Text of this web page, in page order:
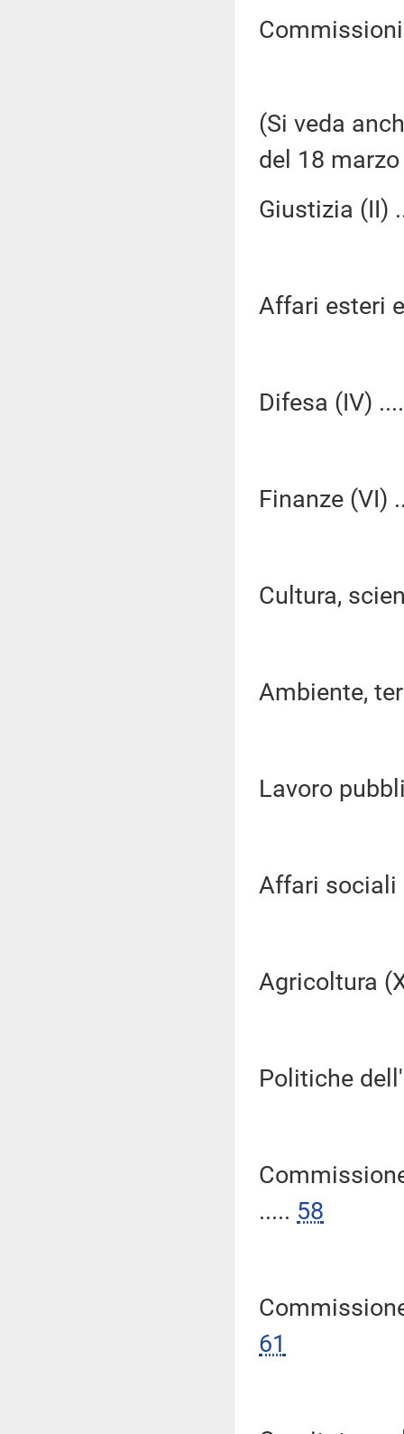
(Si veda
del 18
Giustizia (II)
Affari esteri
Difesa (IV)
Finanze (VI)
Cultura,
Ambiente,
Lavoro
Affari sociali
Agricoltura
Politiche
..... 58
61